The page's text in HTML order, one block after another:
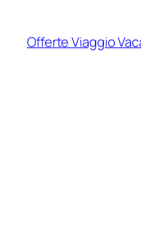
contenuto
Offerte Viaggio